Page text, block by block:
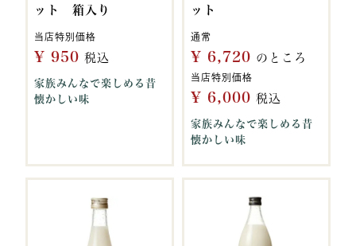
ット 箱入り
当店特別価格
¥ 950 税込
家族みんなで楽しめる昔
懐かしい味
ット
通常
¥ 6,720 のところ
当店特別価格
¥ 6,000 税込
家族みんなで楽しめる昔
懐かしい味